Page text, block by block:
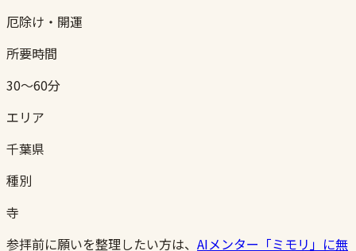
厄除け・開運
所要時間
30〜60分
エリア
千葉県
種別
寺
参拝前に願いを整理したい方は、 AIメンター「ミモリ」に無